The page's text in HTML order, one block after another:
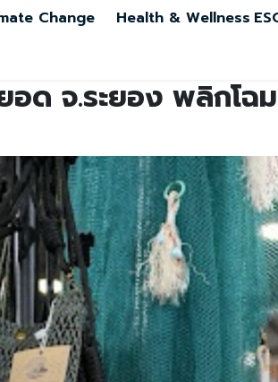
Change Health & Wellness
อด จ.ระยอง พลิกโฉ